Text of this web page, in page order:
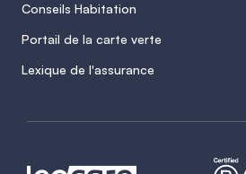
Conseils Habitation
Portail de la carte verte
Lexique de l'assurance